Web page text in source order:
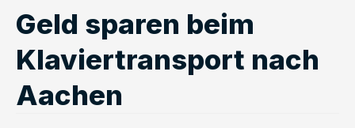
Geld sparen beim
Klaviertransport nach
Aachen